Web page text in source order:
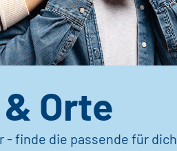
Orte
finde die passende für dich.